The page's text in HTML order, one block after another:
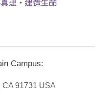
Campus:
CA 91731 USA